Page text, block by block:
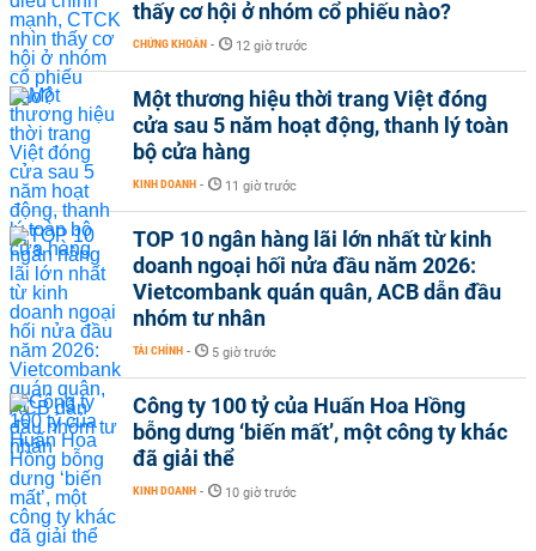
thấy cơ hội ở nhóm cổ phiếu nào?
CHỨNG KHOÁN - 12 giờ trước
Một thương hiệu thời trang Việt đóng
cửa sau 5 năm hoạt động, thanh lý toàn
bộ cửa hàng
KINH DOANH - 11 giờ trước
TOP 10 ngân hàng lãi lớn nhất từ kinh
doanh ngoại hối nửa đầu năm 2026:
Vietcombank quán quân, ACB dẫn đầu
nhóm tư nhân
TÀI CHÍNH - 5 giờ trước
Công ty 100 tỷ của Huấn Hoa Hồng
bỗng dưng ‘biến mất’, một công ty khác
đã giải thể
KINH DOANH - 10 giờ trước